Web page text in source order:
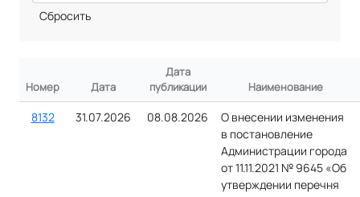
Сбросить
Номер Дата
Дата
публикации
Наименование
8132 31.07.2026 08.08.2026
О внесении изменения
в постановление
Администрации города
от 11.11.2021 № 9645 «Об
утверждении перечня